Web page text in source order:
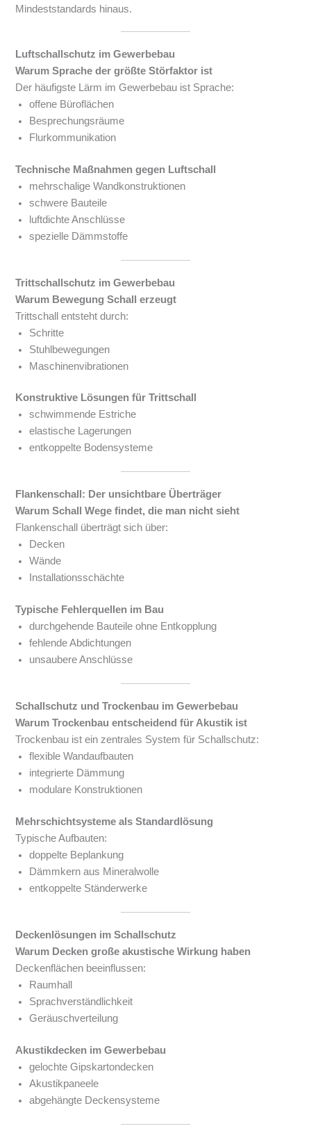
Mindeststandards hinaus.
Luftschallschutz im Gewerbebau
Warum Sprache der größte Störfaktor ist
Der häufigste Lärm im Gewerbebau ist Sprache:
offene Büroflächen
Besprechungsräume
Flurkommunikation
Technische Maßnahmen gegen Luftschall
mehrschalige Wandkonstruktionen
schwere Bauteile
luftdichte Anschlüsse
spezielle Dämmstoffe
Trittschallschutz im Gewerbebau
Warum Bewegung Schall erzeugt
Trittschall entsteht durch:
Schritte
Stuhlbewegungen
Maschinenvibrationen
Konstruktive Lösungen für Trittschall
schwimmende Estriche
elastische Lagerungen
entkoppelte Bodensysteme
Flankenschall: Der unsichtbare Überträger
Warum Schall Wege findet, die man nicht sieht
Flankenschall überträgt sich über:
Decken
Wände
Installationsschächte
Typische Fehlerquellen im Bau
durchgehende Bauteile ohne Entkopplung
fehlende Abdichtungen
unsaubere Anschlüsse
Schallschutz und Trockenbau im Gewerbebau
Warum Trockenbau entscheidend für Akustik ist
Trockenbau ist ein zentrales System für Schallschutz:
flexible Wandaufbauten
integrierte Dämmung
modulare Konstruktionen
Mehrschichtsysteme als Standardlösung
Typische Aufbauten:
doppelte Beplankung
Dämmkern aus Mineralwolle
entkoppelte Ständerwerke
Deckenlösungen im Schallschutz
Warum Decken große akustische Wirkung haben
Deckenflächen beeinflussen:
Raumhall
Sprachverständlichkeit
Geräuschverteilung
Akustikdecken im Gewerbebau
gelochte Gipskartondecken
Akustikpaneele
abgehängte Deckensysteme